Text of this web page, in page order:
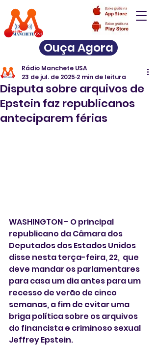
Ouça Agora
Disputa sobre arquivos de
Epstein faz republicanos
anteciparem férias
Rádio Manchete USA
23 de jul. de 2025 2 min de leitura
WASHINGTON - O principal
republicano da Câmara dos
Deputados dos Estados Unidos
disse nesta terça-feira, 22,  que
deve mandar os parlamentares
para casa um dia antes para um
recesso de verão de cinco
semanas, a fim de evitar uma
briga política sobre os arquivos
do financista e criminoso sexual
Jeffrey Epstein.